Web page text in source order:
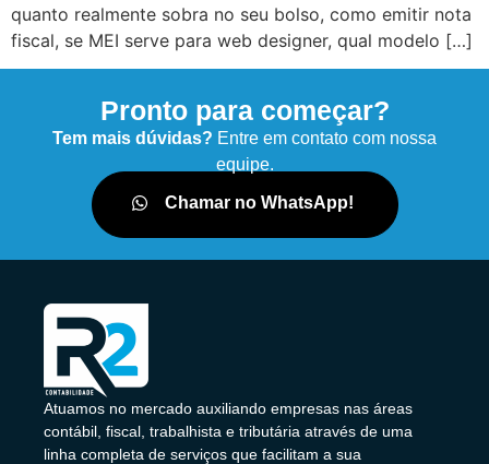
quanto realmente sobra no seu bolso, como emitir nota
fiscal, se MEI serve para web designer, qual modelo […]
Pronto para começar?
Tem mais dúvidas? Entre em contato com nossa
equipe.
Chamar no WhatsApp!
Atuamos no mercado auxiliando empresas nas áreas
contábil, fiscal, trabalhista e tributária através de uma
linha completa de serviços que facilitam a sua